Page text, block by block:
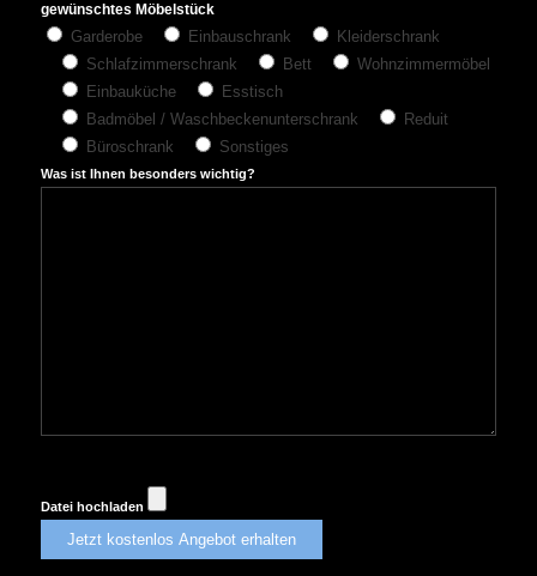
gewünschtes Möbelstück
Garderobe Einbauschrank
Kleiderschrank
Schlafzimmerschrank
Bett
Wohnzimmermöbel
Einbauküche
Esstisch
Badmöbel / Waschbeckenunterschrank
Reduit
Büroschrank
Sonstiges
Was ist Ihnen besonders wichtig?
Datei hochladen